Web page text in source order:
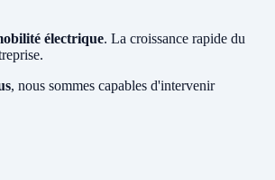
électrique. La croissance rapide du
, nous sommes capables d'intervenir